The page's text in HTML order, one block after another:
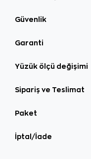
Güvenlik
Garanti
Yüzük ölçü değişimi
Sipariş ve Teslimat
Paket
İptal/İade